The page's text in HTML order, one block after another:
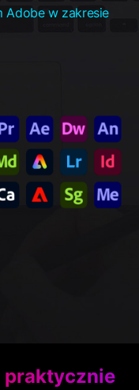
Adobe w zakresie
praktycznie